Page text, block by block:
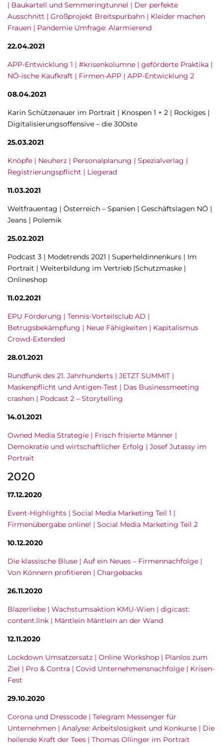
| Baukartell und Semmeringtunnel | Der perfekte
Ausschnitt | Großprojekt Breitspurbahn | Kleider machen
Frauen | Pandemie Umfrage: Alarmierend
22.04.2021
APP-Entwicklung 1 | #krisenkolumne | geförderte Praktika |
NÖ-ische Kaufkraft | Firmen-APP | APP-Entwicklung 2
08.04.2021
Karin Schützenauer im Portrait | Knospen 1 + 2 | Rockiges |
Digitalisierungsoffensive – die 300ste
25.03.2021
Knöpfe | Neuherz | Personalplanung | Spezialverlag |
Registrierungspflicht | Liegerad
11.03.2021
Weltfrauentag | Österreich – Spanien | Geschäftslagen NÖ |
Jeans | Polemik
25.02.2021
Podcast 3 | Modetrends 2021 | Superheldinnenkurs | Im
Portrait | Weiterbildung im Vertrieb |Schutzmaske |
Onlineshop
11.02.2021
EPU Förderung | Tennis-Vorteilsclub AD |
Betrugsbekämpfung | Neue Fähigkeiten | Kapitalismus
Crowd-Extended
28.01.2021
Rundfunk des 21. Jahrhunderts | JETZT SUMMIT |
Maskenpflicht und Antigen-Test | Das Businessmeeting
crashen | Podcast 2 – Storytelling
14.01.2021
Owned Media Strategie | Frisch frisierte Männer |
Demokratie und wirtschaftlicher Erfolg | Josef Jutassy im
Portrait
2020
17.12.2020
Event-Highlights | Social Media Marketing Teil 1 |
Firmenübergabe online! | Social Media Marketing Teil 2
10.12.2020
Die klassische Bluse | Auf ein Neues – Firmennachfolge |
Von Könnern profitieren | Chargebacks
26.11.2020
Blazerliebe | Wachstumsaktion KMU-Wien | digicast:
content.link | Mäntlein Mäntlein an der Wand
12.11.2020
Lockdown Umsatzersatz | Online Workshop | Planlos zum
Ziel | Pro & Contra | Covid Unternehmensnachfolge | Krisen-
Fest
29.10.2020
Corona und Dresscode | Telegram Messenger für
Unternehmen | Analyse: Arbeitslosigkeit und Konkurse | Die
heilende Kraft der Tees | Thomas Ollinger im Portrait